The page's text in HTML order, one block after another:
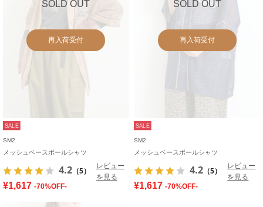
SOLD OUT
再入荷受付
SALE
SM2
メッシュベースボールシャツ
4.2 （5）
レビュー
を見る
¥1,617 -70%OFF-
SOLD OUT
再入荷受付
SALE
SM2
メッシュベースボールシャツ
4.2 （5）
レビュー
を見る
¥1,617 -70%OFF-